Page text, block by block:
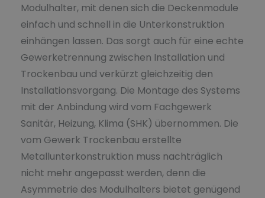
Modulhalter, mit denen sich die Deckenmodule
einfach und schnell in die Unterkonstruktion
einhängen lassen. Das sorgt auch für eine echte
Gewerketrennung zwischen Installation und
Trockenbau und verkürzt gleichzeitig den
Installationsvorgang. Die Montage des Systems
mit der Anbindung wird vom Fachgewerk
Sanitär, Heizung, Klima (SHK) übernommen. Die
vom Gewerk Trockenbau erstellte
Metallunterkonstruktion muss nachträglich
nicht mehr angepasst werden, denn die
Asymmetrie des Modulhalters bietet genügend